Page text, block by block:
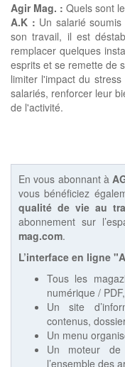
Agir Mag. : Quels sont
A.K : Un salarié
son travail, il est
remplacer quelques
esprits et se remette de
limiter l'impact du
salariés, renforcer leur
de l'activité.
En vous abonnant à
vous bénéficiez
qualité de vie au
abonnement sur
mag.com.
L’interface en ligne
Tous les
numérique / PDF,
Un site
contenus,
Un menu
Un moteur de
l’ensemble des